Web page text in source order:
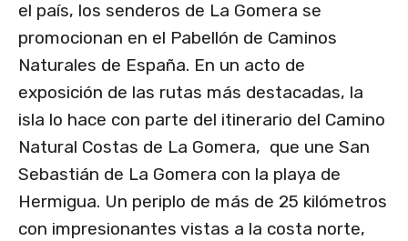
el país, los senderos de La Gomera se
promocionan en el Pabellón de Caminos
Naturales de España. En un acto de
exposición de las rutas más destacadas, la
isla lo hace con parte del itinerario del Camino
Natural Costas de La Gomera, que une San
Sebastián de La Gomera con la playa de
Hermigua. Un periplo de más de 25 kilómetros
con impresionantes vistas a la costa norte,